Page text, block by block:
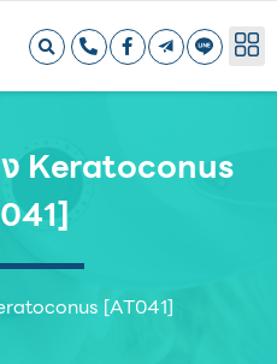
Keratoconus
[AT041]